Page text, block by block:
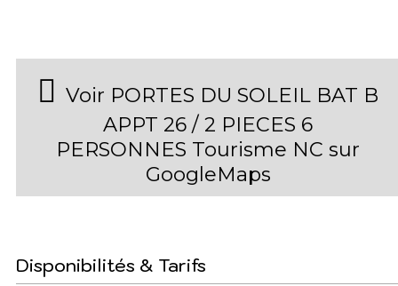
Voir PORTES DU SOLEIL BAT B
APPT 26 / 2 PIECES 6
PERSONNES Tourisme NC sur
GoogleMaps
Disponibilités & Tarifs